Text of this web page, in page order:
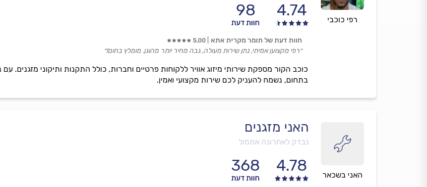
רפי כוכבי
4.74
98
חוות דעת
בתחום, נשמח להעניק לכם שירות מקצועי ואמין.
חוות דעת של תומר מקרית אתא 5.00
״רפי מקצוען אמיתי, נתן שירות מעולה, גבה מחיר יותר מהוגן. מומלץ בחום!״
האני בשכאר
האני מזגנים
נבדק לאחרונה אתמול
4.78
368
חוות דעת